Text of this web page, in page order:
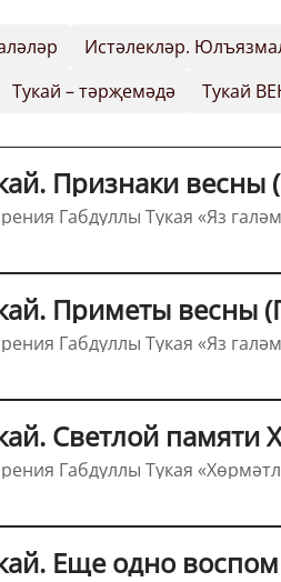
Истәлекләр.
Тукай – тәрҗемәдә Тукай
Признаки
Габдуллы Тукая «Яз
Приметы весны
Габдуллы Тукая «Яз
Светлой
Габдуллы Тукая
Еще одно